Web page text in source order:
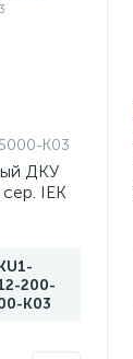
K03
ДКУ
IEK
200-
K03